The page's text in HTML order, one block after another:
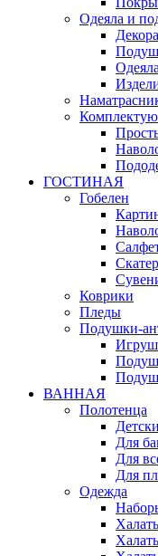
Одеяла и
Одеяла
ГОСТИНАЯ
Гобелен
Коврики
Пледы
Подушки-
ВАННАЯ
Полотенца
Для
Для
Для
Одежда